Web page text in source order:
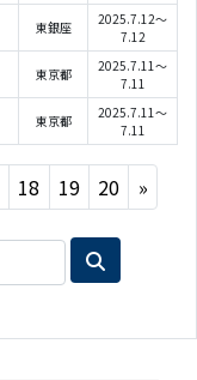
東銀座
2025.7.12～
7.12
東京都
2025.7.11～
7.11
東京都
2025.7.11～
7.11
18 19 20 »Next